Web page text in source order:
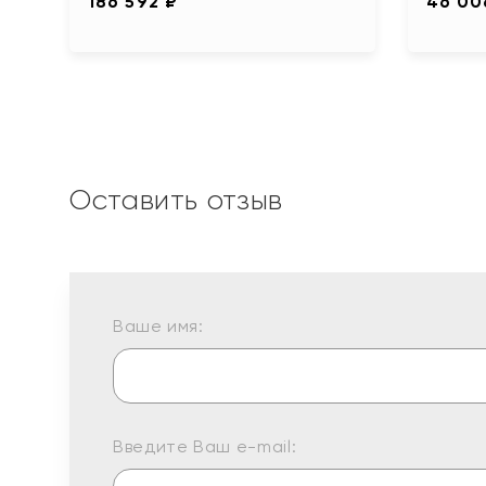
Оставить отзыв
Ваше имя:
Введите Ваш e-mail: